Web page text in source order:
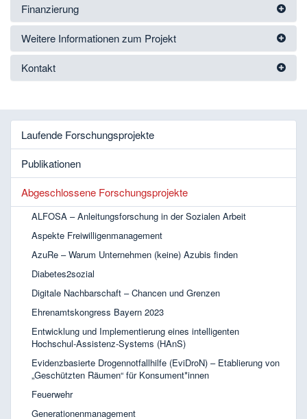
Finanzierung
Weitere Informationen zum Projekt
Kontakt
Laufende Forschungsprojekte
Publikationen
Abgeschlossene Forschungsprojekte
ALFOSA – Anleitungsforschung in der Sozialen Arbeit
Aspekte Freiwilligenmanagement
AzuRe – Warum Unternehmen (keine) Azubis finden
Diabetes2sozial
Digitale Nachbarschaft – Chancen und Grenzen
Ehrenamtskongress Bayern 2023
Entwicklung und Implementierung eines intelligenten
Hochschul-Assistenz-Systems (HAnS)
Evidenzbasierte Drogennotfallhilfe (EviDroN) – Etablierung von
„Geschützten Räumen“ für Konsument*innen
Feuerwehr
Generationenmanagement